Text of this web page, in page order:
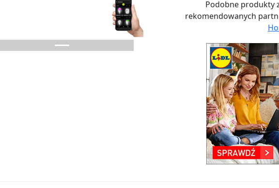
Podobne produkty
rekomendowanych